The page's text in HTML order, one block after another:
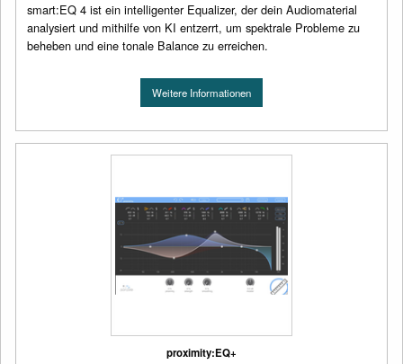
smart:EQ 4 ist ein intelligenter Equalizer, der dein Audiomaterial
analysiert und mithilfe von KI entzerrt, um spektrale Probleme zu
beheben und eine tonale Balance zu erreichen.
Weitere Informationen
proximity:EQ+